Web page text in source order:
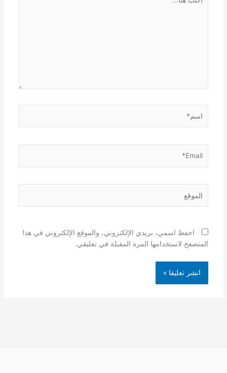
هنا...
احفظ اسمي، بريدي الإلكتروني، والموقع الإلكتروني في هذا
المتصفح لاستخدامها المرة المقبلة في تعليقي.